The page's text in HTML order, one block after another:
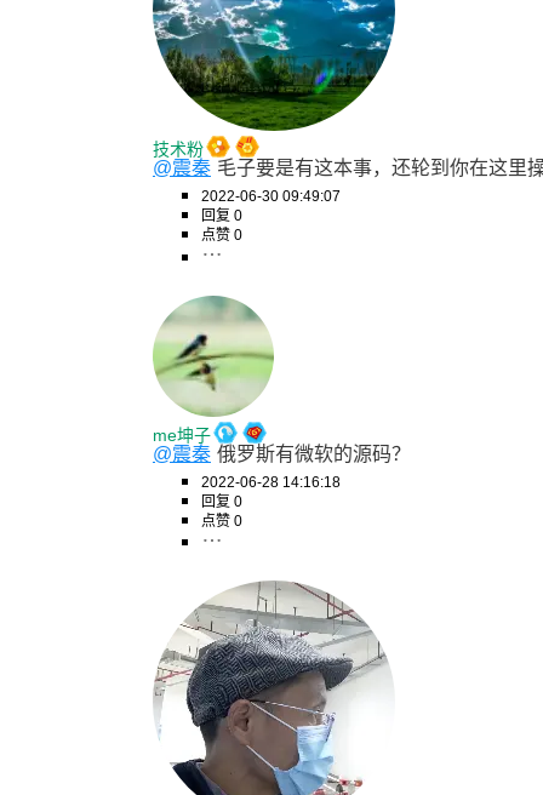
技术粉
@震秦 毛子要是有这本事，还轮到你在这里
2022-06-30 09:49:07
回复 0
点赞 0
me坤子
@震秦 俄罗斯有微软的源码？
2022-06-28 14:16:18
回复 0
点赞 0